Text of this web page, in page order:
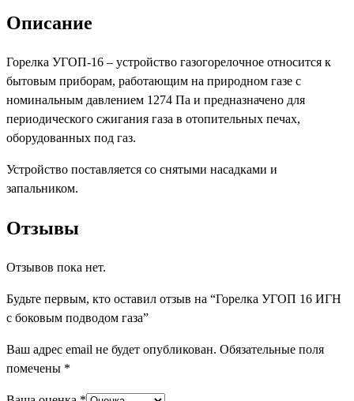
Описание
Горелка УГОП-16 – устройство газогорелочное относится к
бытовым приборам, работающим на природном газе с
номинальным давлением 1274 Па и предназначено для
периодического сжигания газа в отопительных печах,
оборудованных под газ.
Устройство поставляется со снятыми насадками и
запальником.
Отзывы
Отзывов пока нет.
Будьте первым, кто оставил отзыв на “Горелка УГОП 16 ИГН
с боковым подводом газа”
Ваш адрес email не будет опубликован. Обязательные поля
помечены *